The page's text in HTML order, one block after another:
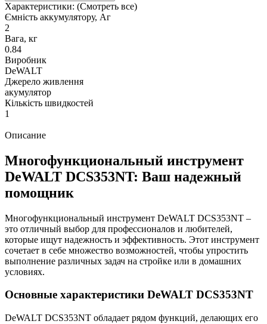
Характеристики: (Смотреть все)
Ємність аккумулятору, Аг
2
Вага, кг
0.84
Виробник
DeWALT
Джерело живлення
акумулятор
Кількість швидкостей
1
Описание
Многофункциональный инструмент
DeWALT DCS353NT: Ваш надежный
помощник
Многофункциональный инструмент DeWALT DCS353NT –
это отличный выбор для профессионалов и любителей,
которые ищут надежность и эффективность. Этот инструмент
сочетает в себе множество возможностей, чтобы упростить
выполнение различных задач на стройке или в домашних
условиях.
Основные характеристики DeWALT DCS353NT
DeWALT DCS353NT обладает рядом функций, делающих его